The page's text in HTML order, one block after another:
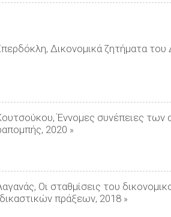
Δικονομικά ζητήματα του
Έννομες συνέπειες
2020 »
Οι σταθμίσεις του
πράξεων, 2018 »